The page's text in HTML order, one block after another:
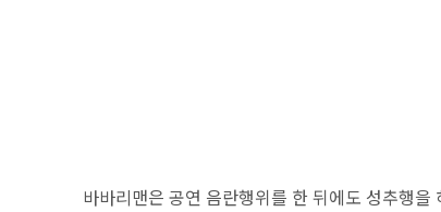
바바리맨은 공연 음란행위를 한 뒤에도 성추행